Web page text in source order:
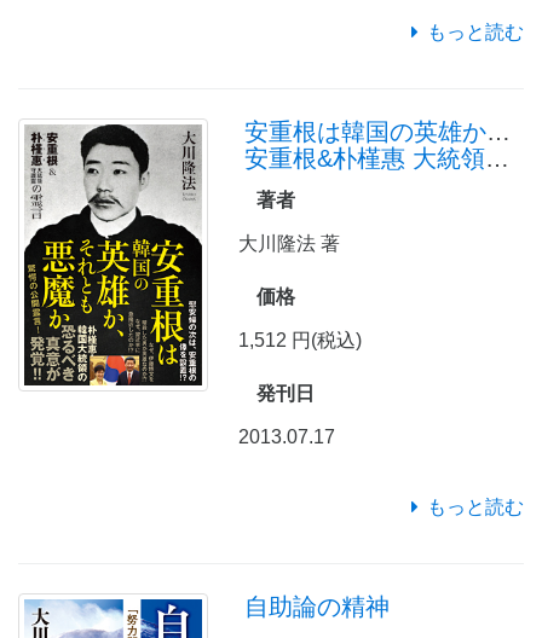
もっと読む
安重根は韓国の英雄か、それとも悪魔か
安重根&朴槿惠 大統領守護霊の霊言
著者
大川隆法 著
価格
1,512 円(税込)
発刊日
2013.07.17
もっと読む
自助論の精神